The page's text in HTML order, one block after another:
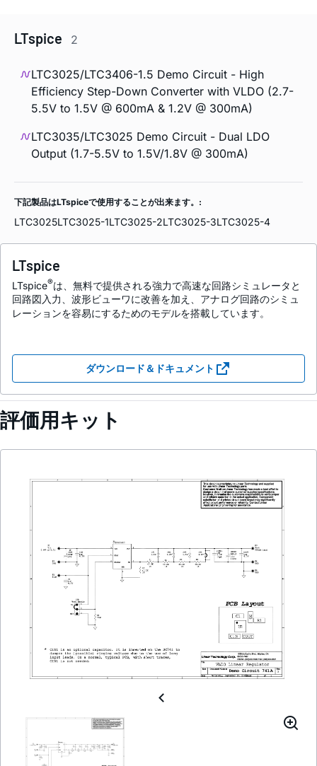
LTspice 2
LTC3025/LTC3406-1.5 Demo Circuit - High
Efficiency Step-Down Converter with VLDO (2.7-
5.5V to 1.5V @ 600mA & 1.2V @ 300mA)
LTC3035/LTC3025 Demo Circuit - Dual LDO
Output (1.7-5.5V to 1.5V/1.8V @ 300mA)
下記製品はLTspiceで使用することが出来ます。:
LTC3025LTC3025-1LTC3025-2LTC3025-3LTC3025-4
LTspice
LTspice®は、無料で提供される強力で高速な回路シミュレータと
回路図入力、波形ビューワに改善を加え、アナログ回路のシミュ
レーションを容易にするためのモデルを搭載しています。
ダウンロード＆ドキュメント
評価用キット